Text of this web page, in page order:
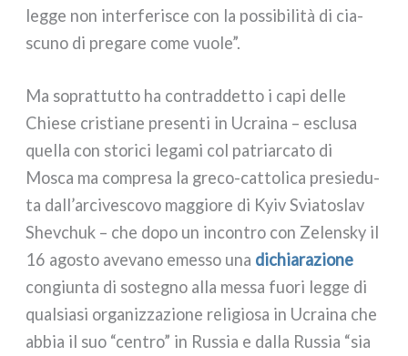
leg­ge non inter­fe­ri­sce con la pos­si­bi­li­tà di cia­
scu­no di pre­ga­re come vuo­le”.
Ma soprat­tut­to ha con­trad­det­to i capi del­le
Chiese cri­stia­ne pre­sen­ti in Ucraina – esclu­sa
quel­la con sto­ri­ci lega­mi col patriar­ca­to di
Mosca ma com­pre­sa la greco-cattolica pre­sie­du­
ta dall’arcivescovo mag­gio­re di Kyiv Sviatoslav
Shevchuk – che dopo un incon­tro con Zelensky il
16 ago­sto ave­va­no emes­so una dichia­ra­zio­ne
con­giun­ta di soste­gno alla mes­sa fuo­ri leg­ge di
qual­sia­si orga­niz­za­zio­ne reli­gio­sa in Ucraina che
abbia il suo “cen­tro” in Russia e dal­la Russia “sia